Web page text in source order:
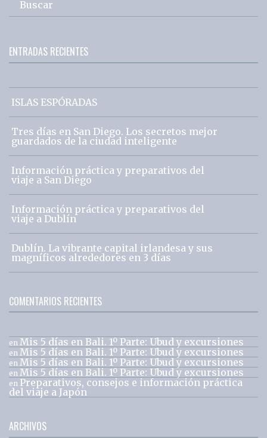
Buscar
ENTRADAS RECIENTES
ISLAS ESPÓRADAS
Tres días en San Diego. Los secretos mejor
guardados de la ciudad inteligente
Información práctica y preparativos del
viaje a San Diego
Información práctica y preparativos del
viaje a Dublín
Dublín. La vibrante capital irlandesa y sus
magníficos alrededores en 3 días
COMENTARIOS RECIENTES
en Mis 5 días en Bali. 1º Parte: Ubud y excursiones
en Mis 5 días en Bali. 1º Parte: Ubud y excursiones
en Mis 5 días en Bali. 1º Parte: Ubud y excursiones
en Mis 5 días en Bali. 1º Parte: Ubud y excursiones
en Preparativos, consejos e información práctica
del viaje a Japón
ARCHIVOS